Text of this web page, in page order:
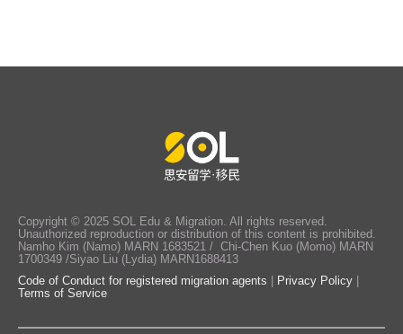
Copyright © 2025 SOL Edu & Migration. All rights reserved.
Unauthorized reproduction or distribution of this content is prohibited.
Namho Kim (Namo) MARN 1683521 / Chi-Chen Kuo (Momo) MARN
1700349 /Siyao Liu (Lydia) MARN1688413
Code of Conduct for registered migration agents
Privacy Policy
Terms of Service